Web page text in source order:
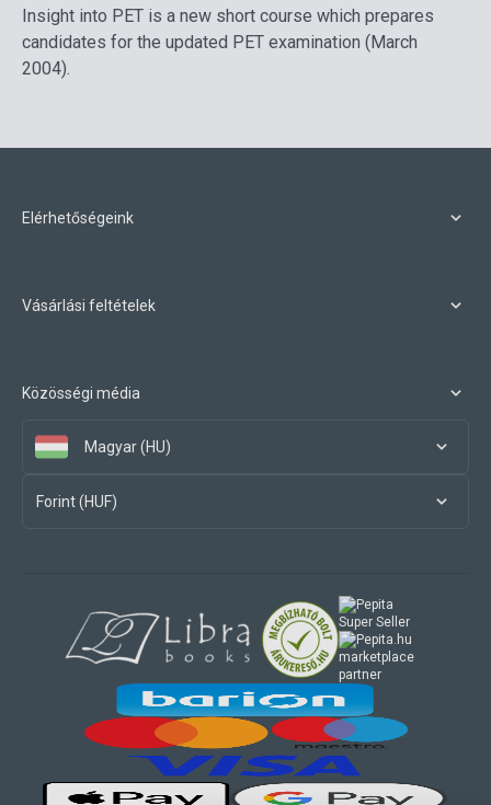
Insight into PET is a new short course which prepares
candidates for the updated PET examination (March
2004).
Elérhetőségeink
Vásárlási feltételek
Közösségi média
Magyar (HU)
Forint (HUF)
marketplace
partner